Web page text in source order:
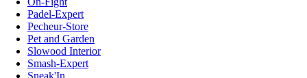
Padel-Expert
Pecheur-Store
Pet and Garden
Slowood Interior
Smash-Expert